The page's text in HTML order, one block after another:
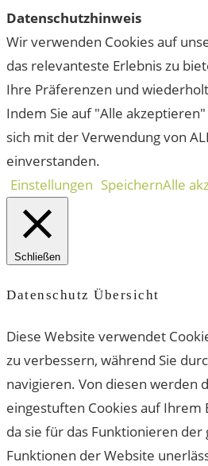
Datenschutzhinweis
Wir verwenden Cookies auf
das relevanteste Erlebnis zu
Ihre Präferenzen und
Indem Sie auf "Alle
sich mit der Verwendung von
einverstanden.
Einstellungen SpeichernAlle
Schließen
Datenschutz Übersicht
Diese Website verwendet
zu verbessern, während Sie
navigieren. Von diesen werden
eingestuften Cookies auf Ihrem
da sie für das Funktionieren der
Funktionen der Website